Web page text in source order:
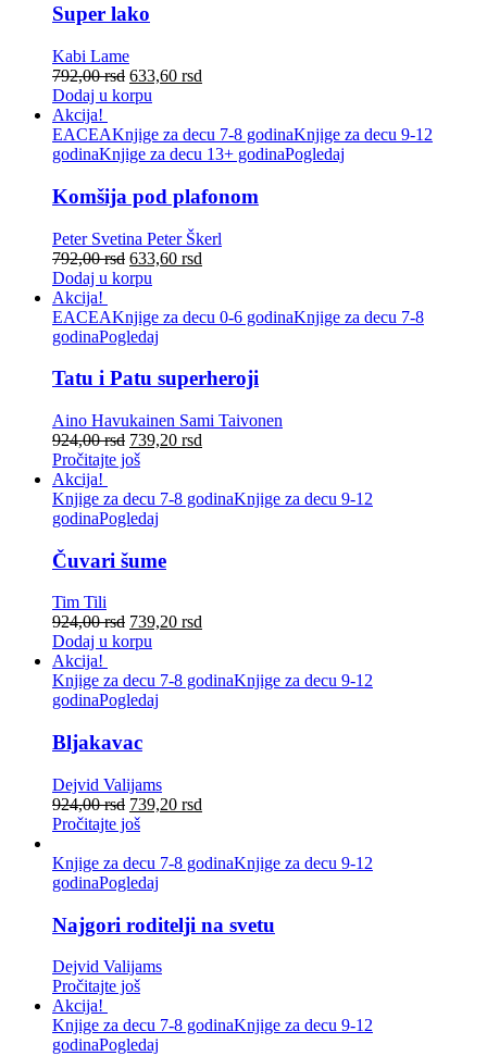
Super lako
Kabi Lame
792,00rsd 633,60 rsd
Dodaj u korpu
Akcija!
EACEAKnjige za decu 7-8 godinaKnjige za decu 9-12
godinaKnjige za decu 13+ godinaPogledaj
Komšija pod plafonom
Peter Svetina Peter Škerl
792,00rsd 633,60 rsd
Dodaj u korpu
Akcija!
EACEAKnjige za decu 0-6 godinaKnjige za decu 7-8
godinaPogledaj
Tatu i Patu superheroji
Aino Havukainen Sami Taivonen
924,00rsd 739,20 rsd
Pročitajte još
Akcija!
Knjige za decu 7-8 godinaKnjige za decu 9-12
godinaPogledaj
Čuvari šume
Tim Tili
924,00rsd 739,20 rsd
Dodaj u korpu
Akcija!
Knjige za decu 7-8 godinaKnjige za decu 9-12
godinaPogledaj
Bljakavac
Dejvid Valijams
924,00rsd 739,20 rsd
Pročitajte još
Knjige za decu 7-8 godinaKnjige za decu 9-12
godinaPogledaj
Najgori roditelji na svetu
Dejvid Valijams
Pročitajte još
Akcija!
Knjige za decu 7-8 godinaKnjige za decu 9-12
godinaPogledaj